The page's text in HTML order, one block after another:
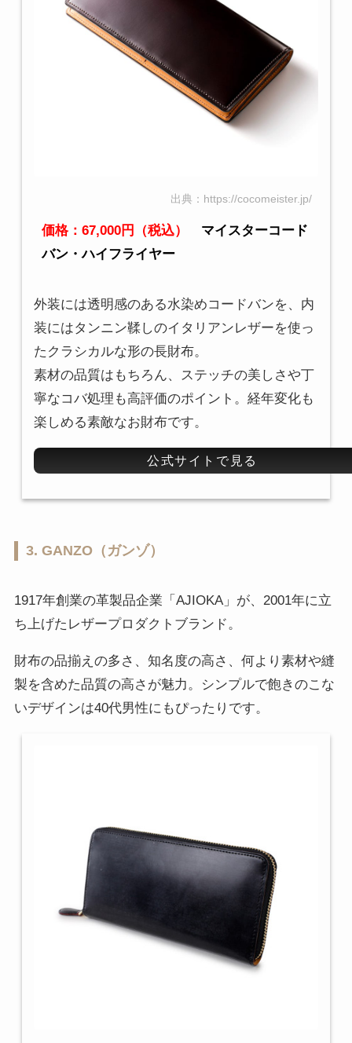
出典：https://cocomeister.jp/
価格：67,000円（税込）
マイスターコード
バン・ハイフライヤー
外装には透明感のある水染めコードバンを、内
装にはタンニン鞣しのイタリアンレザーを使っ
たクラシカルな形の長財布。
素材の品質はもちろん、ステッチの美しさや丁
寧なコバ処理も高評価のポイント。経年変化も
楽しめる素敵なお財布です。
公式サイトで見る
3. GANZO（ガンゾ）
1917年創業の革製品企業「AJIOKA」が、2001年に立
ち上げたレザープロダクトブランド。
財布の品揃えの多さ、知名度の高さ、何より素材や縫
製を含めた品質の高さが魅力。シンプルで飽きのこな
いデザインは40代男性にもぴったりです。